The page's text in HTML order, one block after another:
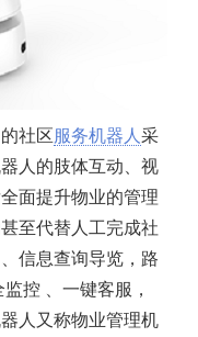
社区服务机器人采
人的肢体互动、视
面提升物业的管理
至代替人工完成社
信息查询导览，路
控 、一键客服，
人又称物业管理机